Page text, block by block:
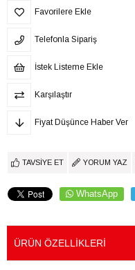
Favorilere Ekle
Telefonla Sipariş
İstek Listeme Ekle
Karşılaştır
Fiyat Düşünce Haber Ver
TAVSIYE ET YORUM YAZ
WhatsApp
ÜRÜN ÖZELLIKLERI